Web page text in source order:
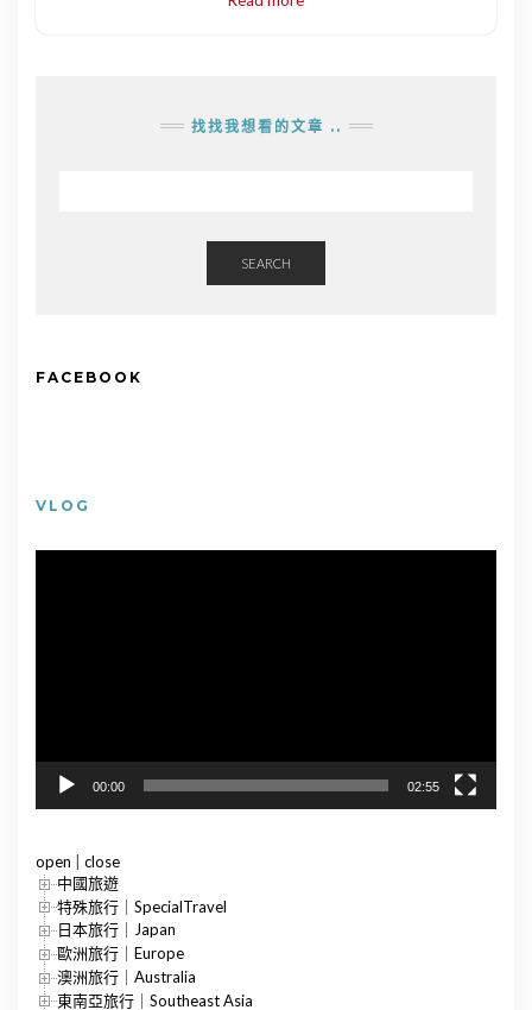
找找我想看的文章 ..
SEARCH
FACEBOOK
VLOG
00:00 02:55
open
close
中國旅遊
特殊旅行｜SpecialTravel
日本旅行｜Japan
歐洲旅行｜Europe
澳洲旅行｜Australia
東南亞旅行｜Southeast Asia